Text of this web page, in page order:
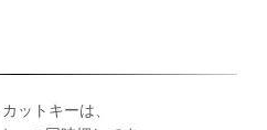
ットキーは、